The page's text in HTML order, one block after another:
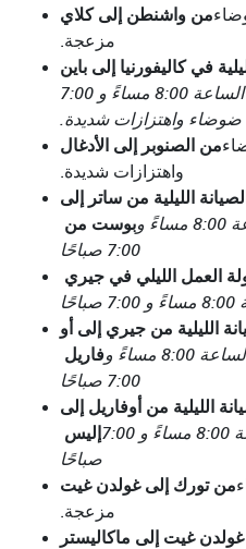
من واشنطن إلى كلاي
مزعجة.
في كاليفورنيا إلى باين
من الاثنين إلى الجمعة بين الساعة 8:00 مساءً و 7:00
واهتزازات شديدة.
من الصنوبر إلى الأدغال
واهتزازات شديدة.
الليلية من ساتر إلى
بوست منالأربعاء إلى الجمعة بين الساعة 8:00 مساءً و
7:00 صباحًا
العمل الليلي في جيري
الليلية من جيري إلى أو
فاريلمن الأربعاء إلى الجمعة بين الساعة 8:00 مساءً و
7:00 صباحًا
الليلية من أوفاريل إلى
إليسمن الاثنين إلى الجمعة بين الساعة 8:00 مساءً و 7:00
صباحًا
من تورك إلى غولدن غيت
مزعجة.
غيت إلى ماكاليستر